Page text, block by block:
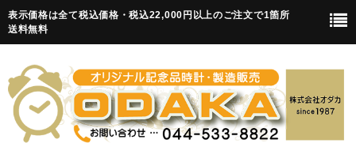
表示価格は全て税込価格・税込22,000円以上のご注文で1箇所
送料無料